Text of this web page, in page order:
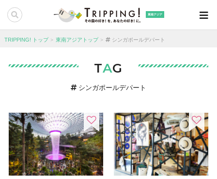
東南アジア
TRIPPING! トップ 東南アジアトップ シンガポールデパート
TAG
シンガポールデパート